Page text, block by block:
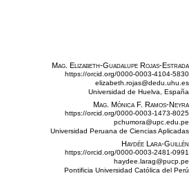
Mag. Elizabeth-Guadalupe Rojas-Estrada
https://orcid.org/0000-0003-4104-5830
elizabeth.rojas@dedu.uhu.es
Universidad de Huelva, España
Mag. Mónica F. Ramos-Neyra
https://orcid.org/0000-0003-1473-8025
pchumora@upc.edu.pe
Universidad Peruana de Ciencias Aplicadas
Haydée Lara-Guillén
https://orcid.org/0000-0003-2481-0991
haydee.larag@pucp.pe
Pontificia Universidad Católica del Perú